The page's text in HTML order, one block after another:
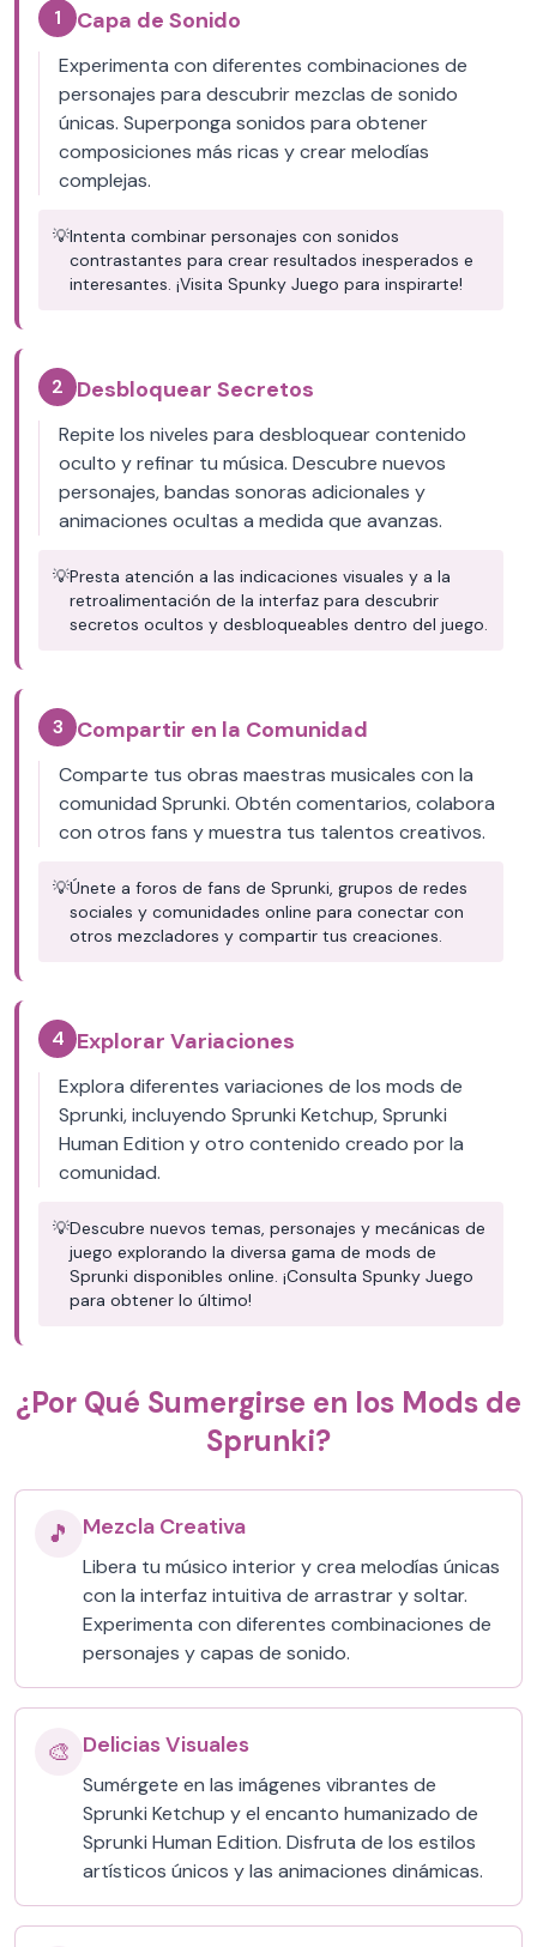
1 Capa de Sonido
Experimenta con diferentes combinaciones de
personajes para descubrir mezclas de sonido
únicas. Superponga sonidos para obtener
composiciones más ricas y crear melodías
complejas.
💡Intenta combinar personajes con sonidos
contrastantes para crear resultados inesperados e
interesantes. ¡Visita Spunky Juego para inspirarte!
2 Desbloquear Secretos
Repite los niveles para desbloquear contenido
oculto y refinar tu música. Descubre nuevos
personajes, bandas sonoras adicionales y
animaciones ocultas a medida que avanzas.
💡Presta atención a las indicaciones visuales y a la
retroalimentación de la interfaz para descubrir
secretos ocultos y desbloqueables dentro del juego.
3 Compartir en la Comunidad
Comparte tus obras maestras musicales con la
comunidad Sprunki. Obtén comentarios, colabora
con otros fans y muestra tus talentos creativos.
💡Únete a foros de fans de Sprunki, grupos de redes
sociales y comunidades online para conectar con
otros mezcladores y compartir tus creaciones.
4 Explorar Variaciones
Explora diferentes variaciones de los mods de
Sprunki, incluyendo Sprunki Ketchup, Sprunki
Human Edition y otro contenido creado por la
comunidad.
💡Descubre nuevos temas, personajes y mecánicas de
juego explorando la diversa gama de mods de
Sprunki disponibles online. ¡Consulta Spunky Juego
para obtener lo último!
¿Por Qué Sumergirse en los Mods de
Sprunki?
🎵 Mezcla Creativa
Libera tu músico interior y crea melodías únicas
con la interfaz intuitiva de arrastrar y soltar.
Experimenta con diferentes combinaciones de
personajes y capas de sonido.
🎨 Delicias Visuales
Sumérgete en las imágenes vibrantes de
Sprunki Ketchup y el encanto humanizado de
Sprunki Human Edition. Disfruta de los estilos
artísticos únicos y las animaciones dinámicas.